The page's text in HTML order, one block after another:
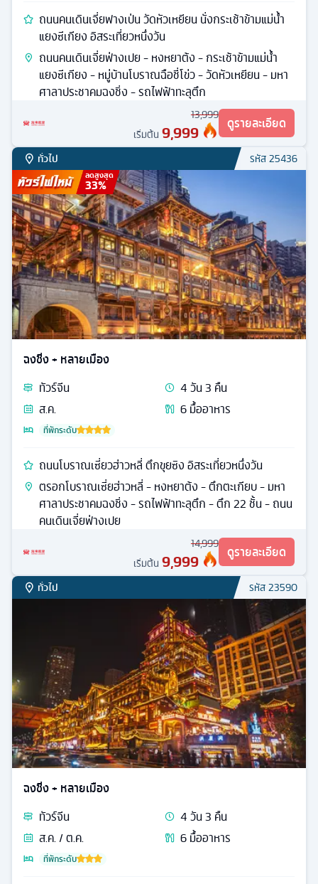
ถนนคนเดินเจี่ยฟางเป่น วัดหัวเหยียน นั่งกระเช้าข้ามแม่น้ำ
แยงซีเกียง อิสระเที่ยวหนึ่งวัน
ถนนคนเดินเจี่ยฟ่างเปย - หงหยาต้ง - กระเช้าข้ามแม่น้ำ
แยงซีเกียง - หมู่บ้านโบราณฉือชี่โข่ว - วัดหัวเหยียน - มหา
ศาลาประชาคมฉงชิ่ง - รถไฟฟ้าทะลุตึก
13,999
เริ่มต้น 9,999 ดูรายละเอียด
ทั่วไป รหัส25436
ลดสูงสุด
33%
ฉงชิ่ง + หลายเมือง
ทัวร์จีน 4วัน3 คืน
ส.ค.
6มื้ออาหาร
ที่พักระดับ
ถนนโบราณเซี่ยวฮ่าวหลี่ ตึกขุยซิง อิสระเที่ยวหนึ่งวัน
ตรอกโบราณเซี่ยฮ่าวหลี่ - หงหยาต้ง - ตึกตะเกียบ - มหา
ศาลาประชาคมฉงชิ่ง - รถไฟฟ้าทะลุตึก - ตึก 22 ชั้น - ถนน
คนเดินเจี่ยฟ่างเปย
14,999
เริ่มต้น 9,999 ดูรายละเอียด
ทั่วไป รหัส23590
ฉงชิ่ง + หลายเมือง
ทัวร์จีน 4วัน3 คืน
ส.ค. / ต.ค.
6มื้ออาหาร
ที่พักระดับ